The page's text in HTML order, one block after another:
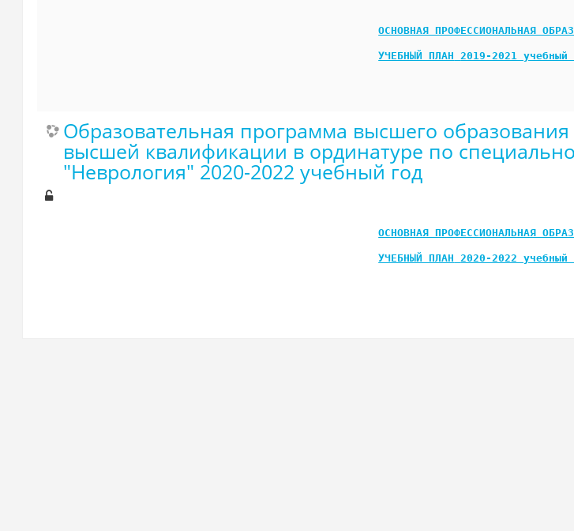
ОСНОВНАЯ ПРОФЕССИОНАЛЬНАЯ
УЧЕБНЫЙ ПЛАН 2019-2021 учебный
Образовательная программа высшего образования
высшей квалификации в ординатуре по
"Неврология" 2020-2022 учебный год
ОСНОВНАЯ ПРОФЕССИОНАЛЬНАЯ
УЧЕБНЫЙ ПЛАН 2020-2022 учебный